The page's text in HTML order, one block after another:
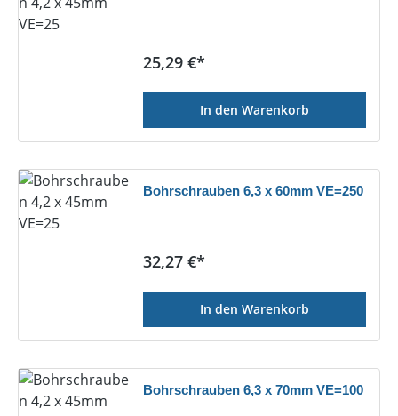
Regulärer Preis:
25,29 €*
In den Warenkorb
Bohrschrauben 6,3 x 60mm VE=250
Regulärer Preis:
32,27 €*
In den Warenkorb
Bohrschrauben 6,3 x 70mm VE=100